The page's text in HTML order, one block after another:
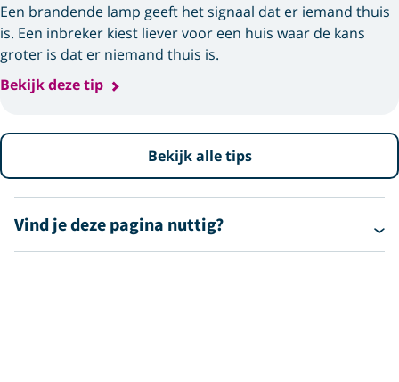
Een brandende lamp geeft het signaal dat er iemand thuis
is. Een inbreker kiest liever voor een huis waar de kans
groter is dat er niemand thuis is.
Bekijk deze tip
Bekijk alle tips
Vind je deze pagina nuttig?